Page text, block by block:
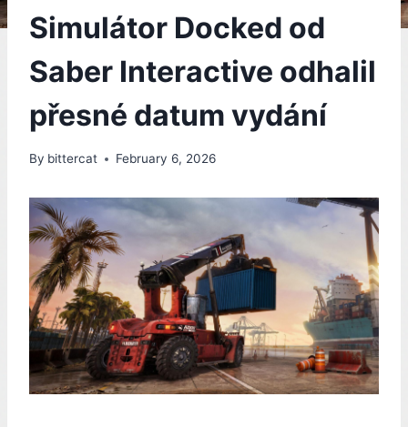
Simulátor Docked od
Saber Interactive odhalil
přesné datum vydání
By bittercat February 6, 2026